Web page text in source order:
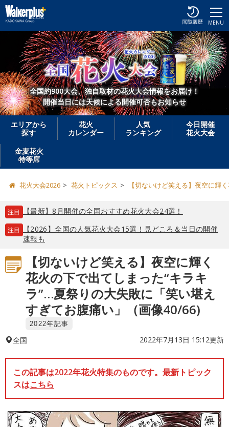
MENU
閲覧履歴
全国約900大会、独自取材の花火大会情報をお届け！
開催当日には天候による開催可否もお知らせ
エリアから
探す
花火
カレンダー
人気
ランキング
今日開催
花火大会
金麦花火
特等席
花火大会2026 花火トピックス 【切ないけど笑える】夜空に輝
注目 【最新】8月開催の全国おすすめ花火大会24選！
注目
【2026】全国の人気花火大会15選！見どころ＆当日の開催
速報も
【切ないけど笑える】夜空に輝く
花火の下で出てしまった“キラキ
ラ”…夏祭りの大失敗に「笑い堪え
すぎてお腹痛い」（画像40/66)
2022年記事
全国 2022年7月13日 15:12更新
この記事は2022年花火特集のものです。最新トピック
スはこちら